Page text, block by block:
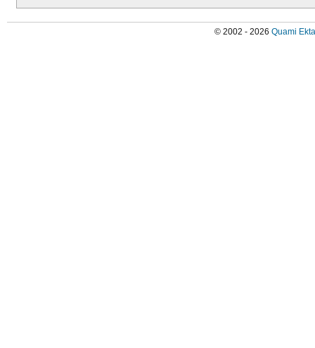
© 2002 - 2026 Quami